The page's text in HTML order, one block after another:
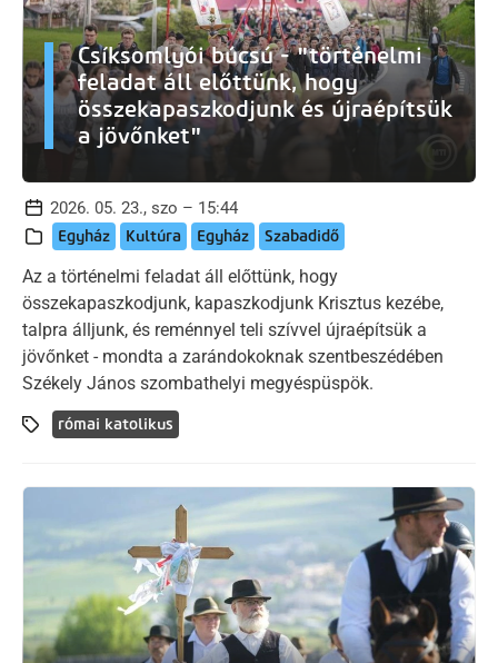
Csíksomlyói búcsú - "történelmi
feladat áll előttünk, hogy
összekapaszkodjunk és újraépítsük
a jövőnket"
2026. 05. 23., szo – 15:44
Egyház Kultúra Egyház Szabadidő
Az a történelmi feladat áll előttünk, hogy
összekapaszkodjunk, kapaszkodjunk Krisztus kezébe,
talpra álljunk, és reménnyel teli szívvel újraépítsük a
jövőnket - mondta a zarándokoknak szentbeszédében
Székely János szombathelyi megyéspüspök.
római katolikus